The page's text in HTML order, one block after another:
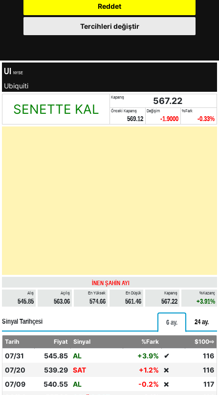
Reddet
Tercihleri değiştir
UI NYSE
Ubiquiti
SENETTE KAL
Kapanış 567.22
Önceki Kapanış
569.12
Değişim
-1.9000
%Fark
-0.33%
İNEN ŞAHİN AYI
Alış
545.85
Açılış
563.06
En Yüksek
574.66
En Düşük
561.46
Kapanış
567.22
%Kazanç
+3.91%
Sinyal Tarihçesi 6 ay. 24 ay.
Tarih Fiyat Sinyal %Fark $100⇨
07/31 545.85 AL +3.9% ✔
116
07/20
539.29 SAT +1.2% ❌
116
07/09
540.55 AL -0.2% ❌
117